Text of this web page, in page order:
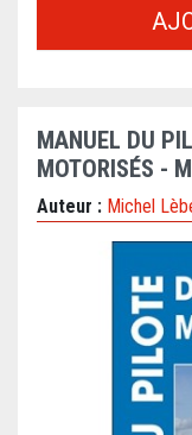
MANUEL DU
MOTORISÉS -
Auteur : Michel